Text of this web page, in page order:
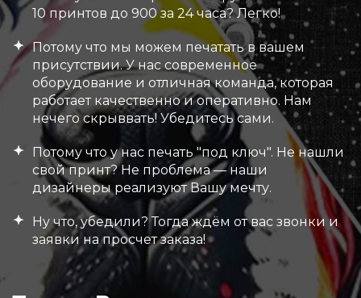
10 принтов до 900 за 24 часа? Легко!
Потому что мы можем печатать в вашем
присутствии. У нас современное
оборудование и отличная команда, которая
работает качественно и оперативно. Нам
нечего скрыввать! Убедитесь сами.
Потому что у нас печать "под ключ". Не нашли
свой принт? Не проблема — наши
дизайнеры реализуют Вашу мечту.
Ну что, убедили? Тогда ждём от вас звонки и
заявки на просчет заказа!